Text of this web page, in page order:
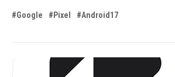
#Google #Pixel #Android17